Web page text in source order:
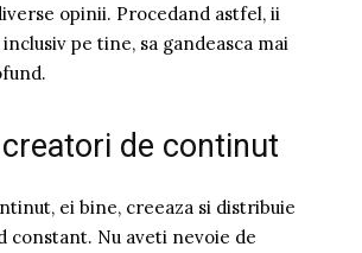
opinii. Procedand astfel, ii
pe tine, sa gandeasca mai
de continut
ei bine, creeaza si distribuie
constant. Nu aveti nevoie de